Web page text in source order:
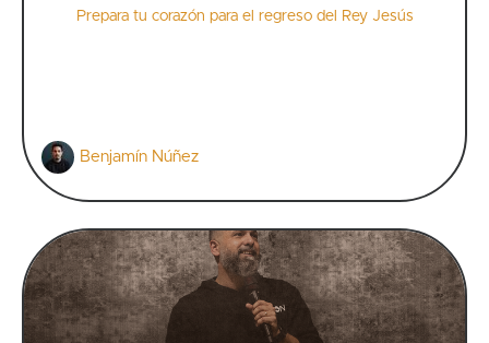
Prepara tu corazón para el regreso del Rey Jesús
Benjamín Núñez